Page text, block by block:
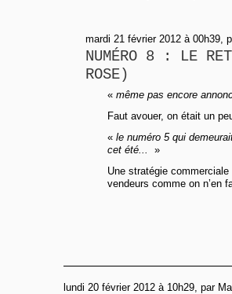
mardi 21 février 2012 à 00h39,
NUMÉRO 8 : LE
ROSE)
« même pas encore
Faut avouer, on était un
« le numéro 5 qui
cet été...
»
Une stratégie
vendeurs comme on n’en
lundi 20 février 2012 à 10h29, par